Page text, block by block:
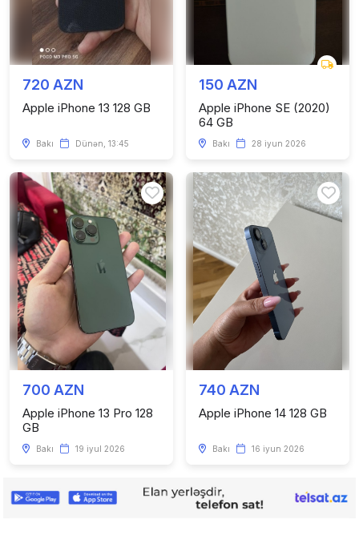
720 AZN
Apple iPhone 13 128 GB
Bakı Dünən, 13:45
150 AZN
Apple iPhone SE (2020)
64 GB
Bakı 28 iyun 2026
700 AZN
Apple iPhone 13 Pro 128
GB
Bakı 19 iyul 2026
740 AZN
Apple iPhone 14 128 GB
Bakı 16 iyun 2026